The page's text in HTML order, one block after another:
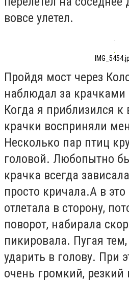
вовсе улетел.
Пройдя мост через
наблюдал за
Когда я приблизился к
крачки восприняли
Несколько пар птиц
головой. Любопытно
крачка всегда
просто кричала.А в
отлетала в сторону,
поворот, набирала
пикировала. Пугая
ударить в голову. При
очень громкий,